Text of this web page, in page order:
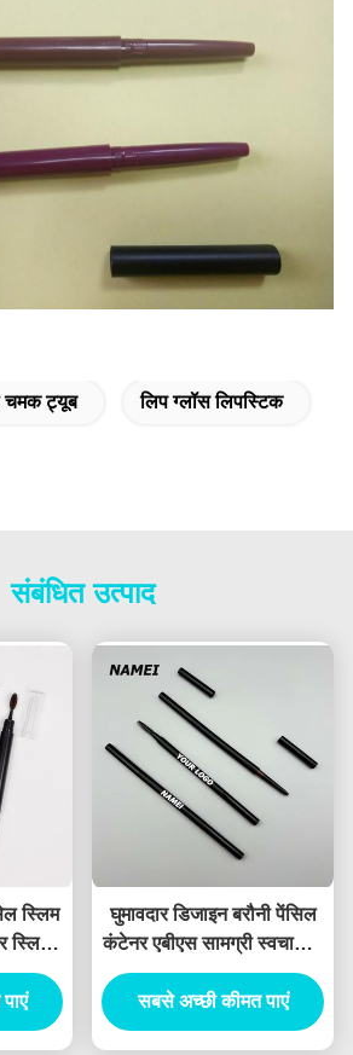
चमक ट्यूब लिप ग्लॉस लिपस्टिक
संबंधित उत्पाद
स्लिम
स्लिम
घुमावदार डिजाइन बरौनी पेंसिल
कंटेनर एबीएस सामग्री स्वचालित
सूत्र
सबसे अच्छी कीमत पाएं